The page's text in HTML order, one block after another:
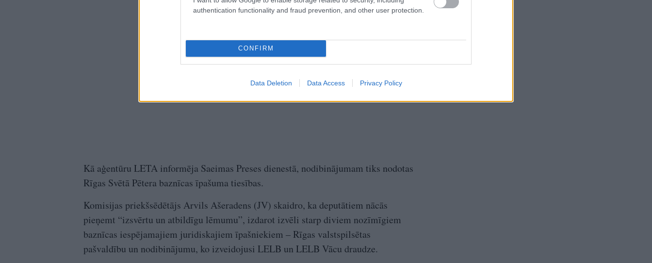
authentication functionality and fraud prevention, and other user protection.
CONFIRM
Data Deletion Data Access Privacy Policy
Kā aģentūru LETA informēja Saeimas Preses dienestā, nodibinājumam tiks nodotas
Rīgas Svētā Pētera baznīcas īpašuma tiesības.
Komisijas priekšsēdētājs Arvils Ašeradens (JV) skaidro, ka deputātiem nācās
pieņemt “izsvērtu un atbildīgu lēmumu”, izdarot izvēli starp diviem nozīmīgiem
baznīcas iespējamajiem juridiskajiem īpašniekiem – Rīgas valstspilsētas
pašvaldību un nodibinājumu, ko izveidojusi LELB un LELB Vācu draudze.